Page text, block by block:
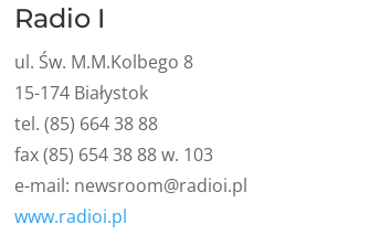
Radio I
ul. Św. M.M.Kolbego 8
15-174 Białystok
tel. (85) 664 38 88
fax (85) 654 38 88 w. 103
e-mail: newsroom@radioi.pl
www.radioi.pl